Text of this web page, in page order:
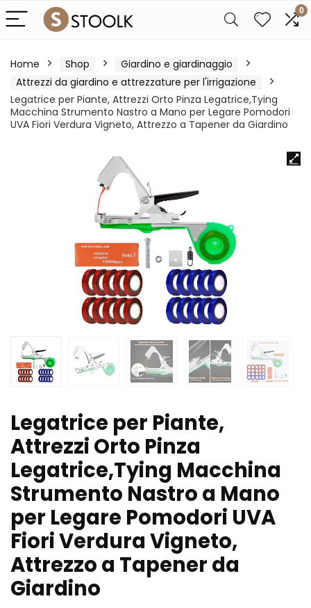
0
Home Shop
Giardino e giardinaggio
Attrezzi da giardino e attrezzature per l'irrigazione
Legatrice per Piante, Attrezzi Orto Pinza Legatrice,Tying
Macchina Strumento Nastro a Mano per Legare Pomodori
UVA Fiori Verdura Vigneto, Attrezzo a Tapener da Giardino
Legatrice per Piante,
Attrezzi Orto Pinza
Legatrice,Tying Macchina
Strumento Nastro a Mano
per Legare Pomodori UVA
Fiori Verdura Vigneto,
Attrezzo a Tapener da
Giardino